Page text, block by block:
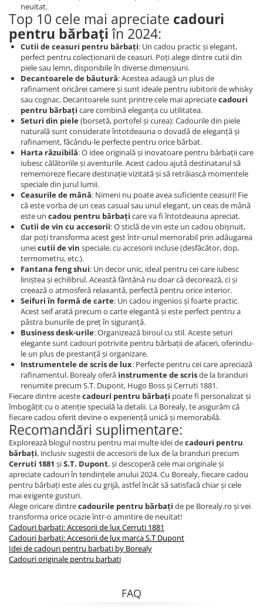
neuitat.
Top 10 cele mai apreciate cadouri
pentru bărbațiîn 2024:
Cutii de ceasuri pentru bărbați: Un cadou practic și elegant,
perfect pentru colecționarii de ceasuri. Poți alege dintre cutii din
piele sau lemn, disponibile în diverse dimensiuni.
Decantoarele de băutură: Acestea adaugă un plus de
rafinament oricărei camere și sunt ideale pentru iubitorii de whisky
sau cognac. Decantoarele sunt printre cele mai apreciatecadouri
pentru bărbați care combină eleganța cu utilitatea.
Seturi din piele(borsetă, portofel și curea): Cadourile din piele
naturală sunt considerate întotdeauna o dovadă de eleganță și
rafinament, făcându-le perfecte pentru orice bărbat.
Harta răzuibilă: O idee originală și inovatoare pentru bărbații care
iubesc călătoriile și aventurile. Acest cadou ajută destinatarul să
rememoreze fiecare destinație vizitată și să retrăiască momentele
speciale din jurul lumii.
Ceasurile de mână: Nimeni nu poate avea suficiente ceasuri! Fie
că este vorba de un ceas casual sau unul elegant, un ceas de mână
este un cadou pentru bărbați care va fi întotdeauna apreciat.
Cutii de vin cu accesorii: O sticlă de vin este un cadou obișnuit,
dar poți transforma acest gest într-unul memorabil prin adăugarea
uneicutii de vin speciale, cu accesorii incluse (desfăcător, dop,
termometru, etc.).
Fantana feng shui: Un decor unic, ideal pentru cei care iubesc
liniștea și echilibrul. Această fântână nu doar că decorează, ci și
creează o atmosferă relaxantă, perfectă pentru orice interior.
Seifuri în formă de carte: Un cadou ingenios și foarte practic.
Acest seif arată precum o carte elegantă și este perfect pentru a
păstra bunurile de preț în siguranță.
Business desk-urile: Organizează biroul cu stil. Aceste seturi
elegante sunt cadouri potrivite pentru bărbații de afaceri, oferindu-
le un plus de prestanță și organizare.
Instrumentele de scris de lux: Perfecte pentru cei care apreciază
rafinamentul. Borealy oferă instrumente de scrisde la branduri
renumite precum S.T. Dupont, Hugo Boss și Cerruti 1881.
Fiecare dintre acestecadouri pentru bărbați poate fi personalizat și
îmbogățit cu o atenție specială la detalii. La Borealy, te asigurăm că
fiecare cadou oferit devine o experiență unică și memorabilă.
Recomandări suplimentare:
Explorează blogul nostru pentru mai multe idei decadouri pentru
bărbați, inclusiv sugestii de accesorii de lux de la branduri precum
Cerruti 1881 șiS.T. Dupont, și descoperă cele mai originale și
apreciate cadouri în tendințele anului 2024. Cu Borealy, fiecare cadou
pentru bărbați este ales cu grijă, astfel încât să satisfacă chiar și cele
mai exigente gusturi.
Alege oricare dintrecadourile pentru bărbați de pe Borealy.ro și vei
transforma orice ocazie într-o amintire de neuitat!
Cadouri barbati: Accesorii de lux Cerruti 1881
Cadouri barbati: Accesorii de lux marca S.T Dupont
Idei de cadouri pentru barbati by Borealy
Cadouri originale pentru barbati
FAQ